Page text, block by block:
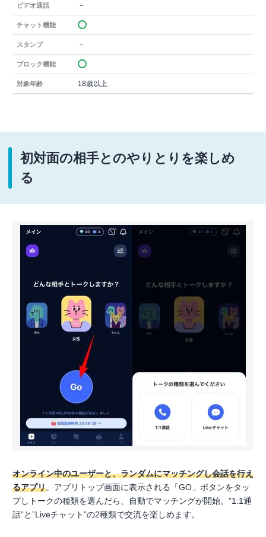
ビデオ通話 －
チャット機能
スタンプ －
ブロック機能
対象年齢 18歳以上
初対面の相手とのやりとりを楽しめ
る
オンライン中のユーザーと、ランダムにマッチングし会話を行え
るアプリ。アプリトップ画面に表示される「GO」ボタンをタッ
プしトークの種類を選んだら、自動でマッチングが開始。”1:1通
話”と”Liveチャット”の2種類で交流を楽しめます。